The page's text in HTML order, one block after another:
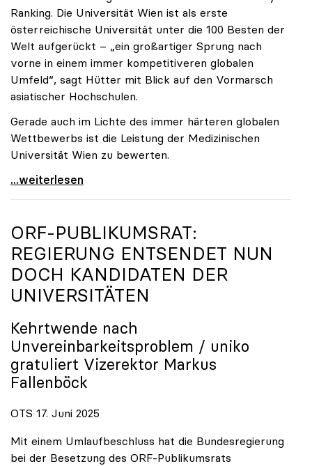
Ranking. Die Universität Wien ist als erste
österreichische Universität unter die 100 Besten der
Welt aufgerückt – „ein großartiger Sprung nach
vorne in einem immer kompetitiveren globalen
Umfeld“, sagt Hütter mit Blick auf den Vormarsch
asiatischer Hochschulen.
Gerade auch im Lichte des immer härteren globalen
Wettbewerbs ist die Leistung der Medizinischen
Universität Wien zu bewerten.
„Top-Rankingplätze heimischer Universitäten geben
...weiterlesen
ORF-PUBLIKUMSRAT:
REGIERUNG ENTSENDET NUN
DOCH KANDIDATEN DER
UNIVERSITÄTEN
Kehrtwende nach
Unvereinbarkeitsproblem / uniko
gratuliert Vizerektor Markus
Fallenböck
OTS 17. Juni 2025
Mit einem Umlaufbeschluss hat die Bundesregierung
bei der Besetzung des ORF-Publikumsrats